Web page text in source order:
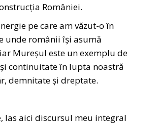
României.
pe care am văzut-o în
unde românii își asumă
Mureșul este un exemplu de
continuitate în lupta noastră
demnitate și dreptate.
las aici discursul meu integral